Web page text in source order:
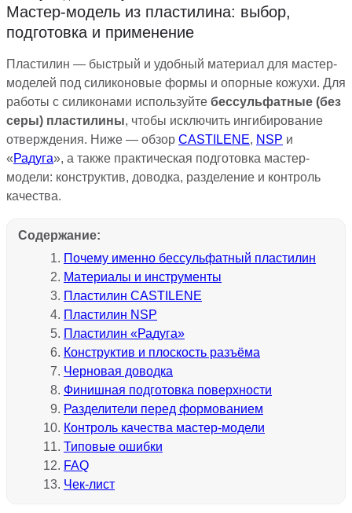
Мастер-модель из пластилина: выбор,
подготовка и применение
Пластилин — быстрый и удобный материал для мастер-
моделей под силиконовые формы и опорные кожухи. Для
работы с силиконами используйте бессульфатные (без
серы) пластилины, чтобы исключить ингибирование
отверждения. Ниже — обзор CASTILENE, NSP и
«Радуга», а также практическая подготовка мастер-
модели: конструктив, доводка, разделение и контроль
качества.
Содержание:
Почему именно бессульфатный пластилин
Материалы и инструменты
Пластилин CASTILENE
Пластилин NSP
Пластилин «Радуга»
Конструктив и плоскость разъёма
Черновая доводка
Финишная подготовка поверхности
Разделители перед формованием
Контроль качества мастер-модели
Типовые ошибки
FAQ
Чек-лист